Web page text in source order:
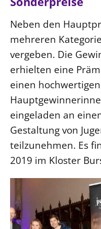
Neben den
mehreren
vergeben. Die
erhielten eine
einen
eingeladen an
Gestaltung von
teilzunehmen. Es
2019 im Kloster